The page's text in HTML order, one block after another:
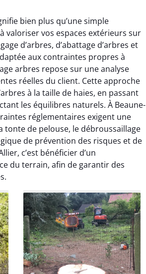
bien plus qu’une simple
valoriser vos espaces extérieurs sur
d’arbres, d’abattage d’arbres et
aux contraintes propres à
arbres repose sur une analyse
réelles du client. Cette approche
à la taille de haies, en passant
les équilibres naturels. À Beaune-
réglementaires exigent une
tonte de pelouse, le débroussaillage
de prévention des risques et de
c’est bénéficier d’un
du terrain, afin de garantir des
Léandro Vasseur
12 juillet 2025
Intervention rapide et très
professionnelle pour
l’élagage de mes arbres. Le
travail est propre, sécurisé et
parfaitement réalisé. Je